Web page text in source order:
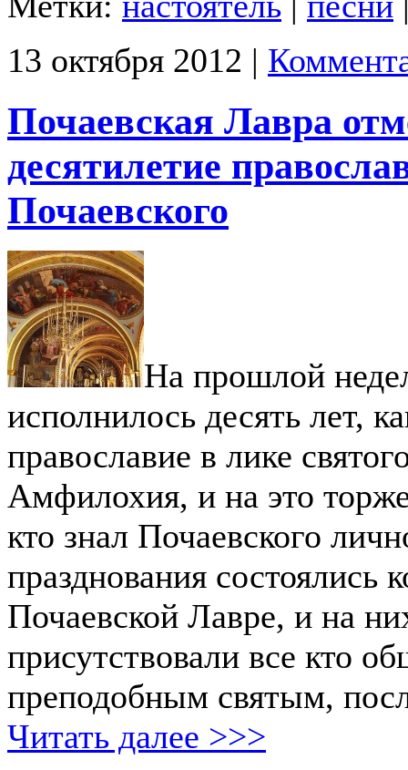
13 октября 2012 |
Почаевская Лавра
десятилетие
Почаевского
На прошлой
исполнилось десять лет,
православие в лике
Амфилохия, и на это
кто знал Почаевского
празднования состоялись
Почаевской Лавре, и на
присутствовали все кто
преподобным святым,
Читать далее >>>